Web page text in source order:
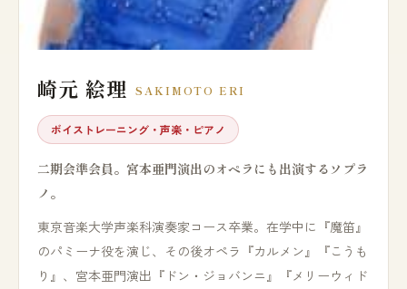
崎元 絵理 SAKIMOTO ERI
ボイストレーニング・声楽・ピアノ
二期会準会員。宮本亜門演出のオペラにも出演するソプラ
ノ。
東京音楽大学声楽科演奏家コース卒業。在学中に『魔笛』
のパミーナ役を演じ、その後オペラ『カルメン』『こうも
り』、宮本亜門演出『ドン・ジョバンニ』『メリーウィド